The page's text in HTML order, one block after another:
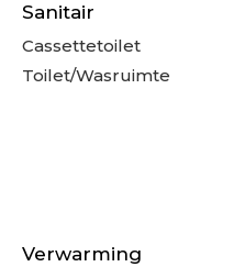
Sanitair
Cassettetoilet
Toilet/Wasruimte
Verwarming